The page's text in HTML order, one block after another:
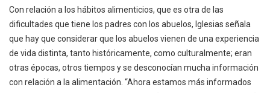
Con relación a los hábitos alimenticios, que es otra de las
dificultades que tiene los padres con los abuelos, Iglesias señala
que hay que considerar que los abuelos vienen de una experiencia
de vida distinta, tanto históricamente, como culturalmente; eran
otras épocas, otros tiempos y se desconocían mucha información
con relación a la alimentación. “Ahora estamos más informados